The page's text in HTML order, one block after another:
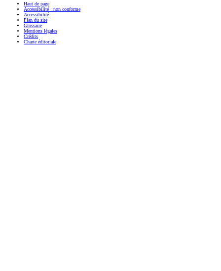
Haut de page
Accessibilité : non conforme
Accessibilité
Plan du site
Glossaire
Mentions légales
Crédits
Charte éditoriale